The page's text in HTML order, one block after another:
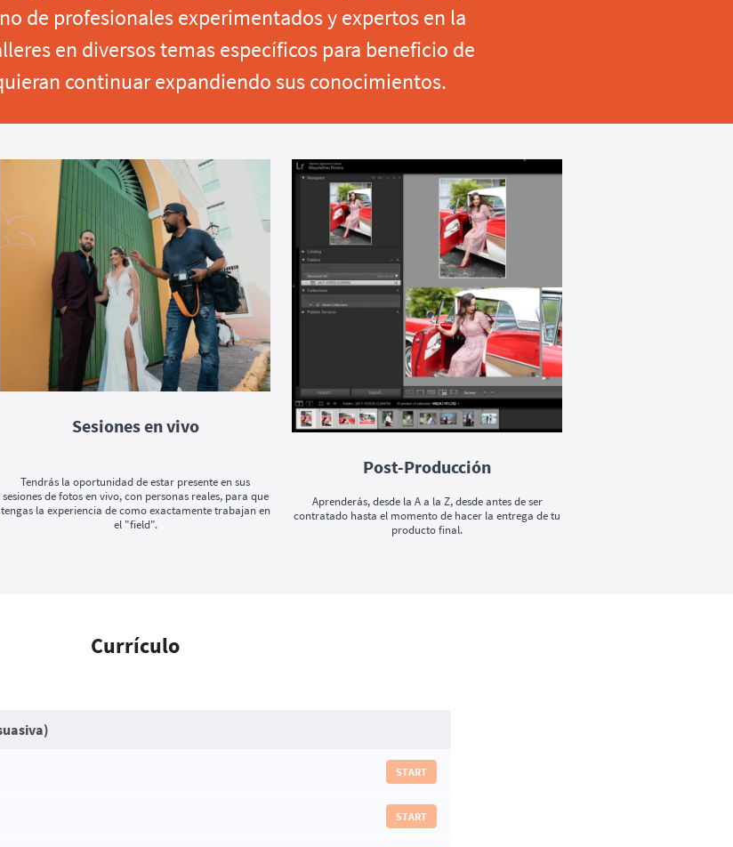
de profesionales experimentados y expertos en la
en diversos temas específicos para beneficio de
continuar expandiendo sus conocimientos.
Sesiones en vivo
Tendrás la oportunidad de estar presente en sus
sesiones de fotos en vivo, con personas reales, para que
tengas la experiencia de como exactamente trabajan en
el "field".
Post-Producción
Aprenderás, desde la A a la Z, desde antes de ser
contratado hasta el momento de hacer la entrega de tu
producto final.
Currículo
START
START